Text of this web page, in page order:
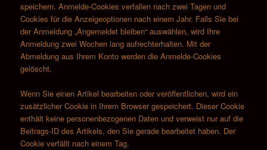
speichern. Anmelde-Cookies verfallen nach zwei Tagen und
Cookies für die Anzeigeoptionen nach einem Jahr. Falls Sie bei
der Anmeldung „Angemeldet bleiben“ auswählen, wird Ihre
Anmeldung zwei Wochen lang aufrechterhalten. Mit der
Abmeldung aus Ihrem Konto werden die Anmelde-Cookies
gelöscht.
Wenn Sie einen Artikel bearbeiten oder veröffentlichen, wird ein
zusätzlicher Cookie in Ihrem Browser gespeichert. Dieser Cookie
enthält keine personenbezogenen Daten und verweist nur auf die
Beitrags-ID des Artikels, den Sie gerade bearbeitet haben. Der
Cookie verfällt nach einem Tag.